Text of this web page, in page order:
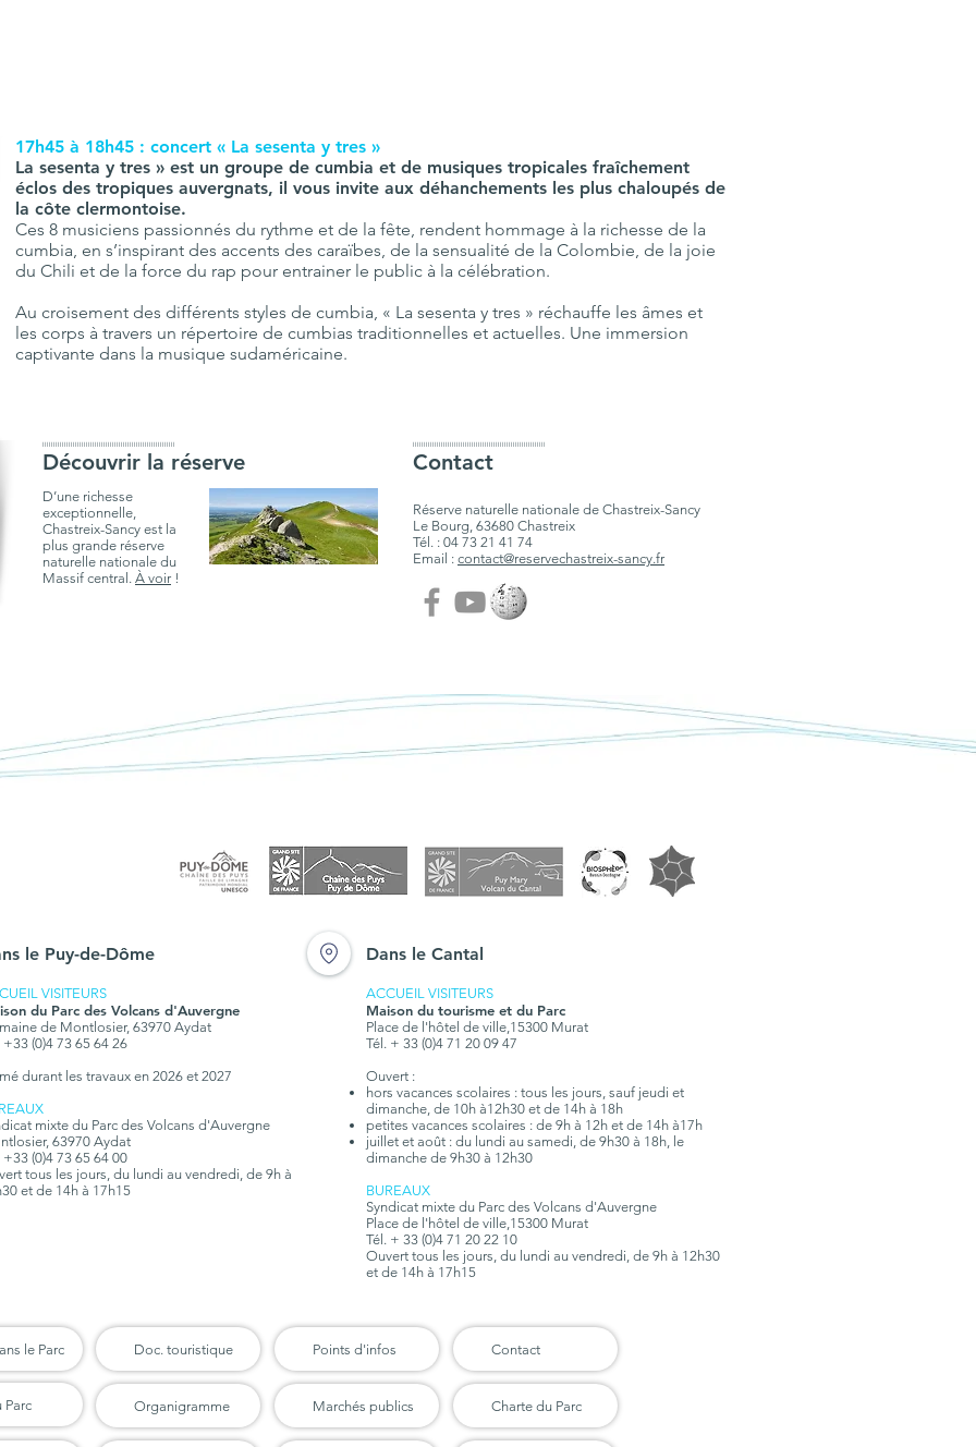
17h45 à 18h45 : concert « La sesenta y tres »
La sesenta y tres » est un groupe de cumbia et de musiques tropicales fraîchement
éclos des tropiques auvergnats, il vous invite aux déhanchements les plus chaloupés de
la côte clermontoise.
Ces 8 musiciens passionnés du rythme et de la fête, rendent hommage à la richesse de la
cumbia, en s’inspirant des accents des caraïbes, de la sensualité de la Colombie, de la joie
du Chili et de la force du rap pour entrainer le public à la célébration.
Au croisement des différents styles de cumbia, « La sesenta y tres » réchauffe les âmes et
les corps à travers un répertoire de cumbias traditionnelles et actuelles. Une immersion
captivante dans la musique sudaméricaine.
IIIIIIIIIIIIIIIIIIIIIIIIIIIIIIIIIIIIIIIIIIIIIIIIIIIIIIIIIIIII
Découvrir la réserve
D’une richesse
exceptionnelle,
Chastreix-Sancy est la
plus grande réserve
naturelle nationale du
Massif central. À voir !
IIIIIIIIIIIIIIIIIIIIIIIIIIIIIIIIIIIIIIIIIIIIIIIIIIIIIIIIIIIII
Contact
Réserve naturelle nationale de Chastreix-Sancy
Le Bourg, 63680 Chastreix
Tél. : 04 73 21 41 74
Email : contact@reservechastreix-sancy.fr
le Puy-de-Dôme
VISITEURS
du Parc des Volcans d'Auvergne
de Montlosier, 63970 Aydat
+33 (0)4 73 65 64 26
durant les travaux en 2026 et 2027
mixte du Parc des Volcans d'Auvergne
63970 Aydat
+33 (0)4 73 65 64 00
tous les jours, du lundi au vendredi, de 9h à
et de 14h à 17h15
Dans le Cantal
ACCUEIL VISITEURS
Maison du tourisme et du Parc
Place de l'hôtel de ville,15300 Murat
Tél. + 33 (0)4 71 20 09 47
Ouvert :
hors vacances scolaires : tous les jours, sauf jeudi et
dimanche, de 10h à12h30 et de 14h à 18h
petites vacances scolaires : de 9h à 12h et de 14h à17h
juillet et août : du lundi au samedi, de 9h30 à 18h, le
dimanche de 9h30 à 12h30
BUREAUX
Syndicat mixte du Parc des Volcans d'Auvergne
Place de l'hôtel de ville,15300 Murat
Tél. + 33 (0)4 71 20 22 10
Ouvert tous les jours, du lundi au vendredi, de 9h à 12h30
et de 14h à 17h15
le Parc Doc. touristique Points d'infos Contact
Parc Organigramme Marchés publics Charte du Parc